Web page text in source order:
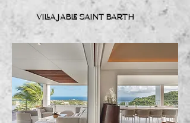
VILLA JABLE SAINT BARTH